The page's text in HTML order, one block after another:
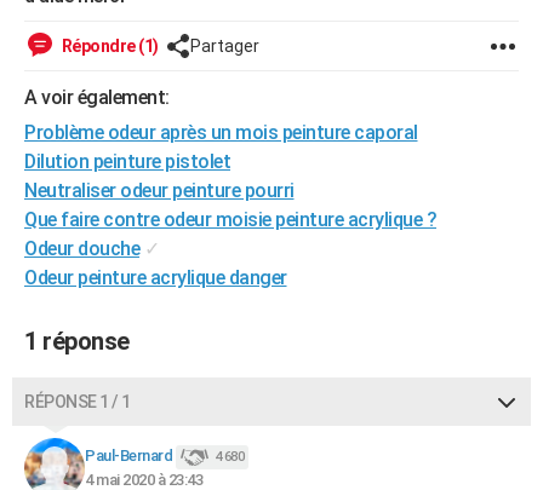
SANTE
Destinations
City break
Voyage nature
Voyage de noces
Forum
Climat
+PHOTO
GUIDES D'ACHAT
BONS PLANS
CARTE DE VOEUX
S'inscrire
Se connecter
Lycées
Collèges
Primaires
Universités
Entreprises
Service militaire
Avis de recherche
AVIS DE DÉCÈS
Répondre (1) Partager
A voir également:
Problème odeur après un mois peinture caporal
Dilution peinture pistolet
Neutraliser odeur peinture pourri
Que faire contre odeur moisie peinture acrylique ?
Odeur douche ✓
Odeur peinture acrylique danger
1 réponse
RÉPONSE 1 / 1
Paul-Bernard 4 680
4 mai 2020 à 23:43